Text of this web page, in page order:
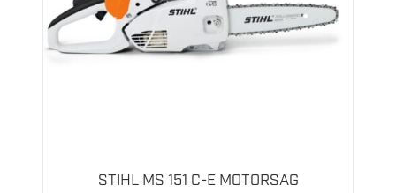
STIHL MS 151 C-E MOTORSAG